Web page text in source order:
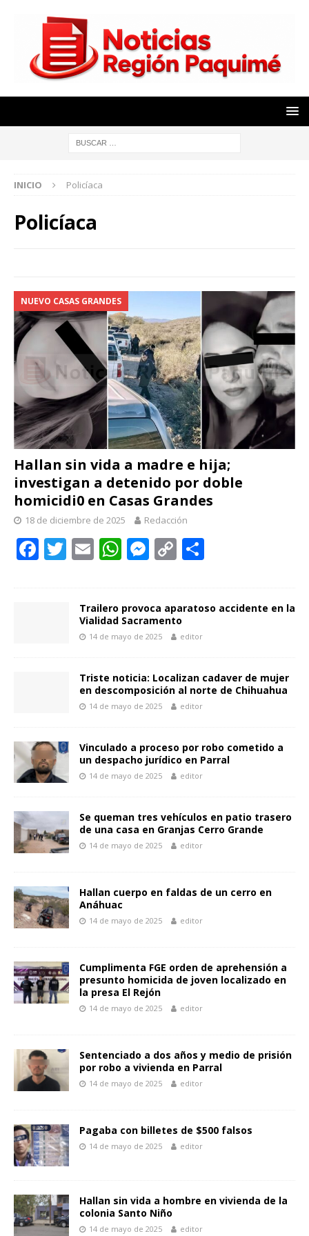
INICIO Policíaca
Policíaca
NUEVO CASAS GRANDES
Hallan sin vida a madre e hija;
investigan a detenido por doble
homicidi0 en Casas Grandes
18 de diciembre de 2025 Redacción
F T
er
E
l
W
s
A
p
M
e
n
er
C
y
Li
k
p
r
Trailero provoca aparatoso accidente en la
Vialidad Sacramento
14 de mayo de 2025 editor
Triste noticia: Localizan cadaver de mujer
en descomposición al norte de Chihuahua
14 de mayo de 2025 editor
Vinculado a proceso por robo cometido a
un despacho jurídico en Parral
14 de mayo de 2025 editor
Se queman tres vehículos en patio trasero
de una casa en Granjas Cerro Grande
14 de mayo de 2025 editor
Hallan cuerpo en faldas de un cerro en
Anáhuac
14 de mayo de 2025 editor
Cumplimenta FGE orden de aprehensión a
presunto homicida de joven localizado en
la presa El Rejón
14 de mayo de 2025 editor
Sentenciado a dos años y medio de prisión
por robo a vivienda en Parral
14 de mayo de 2025 editor
Pagaba con billetes de $500 falsos
14 de mayo de 2025 editor
Hallan sin vida a hombre en vivienda de la
colonia Santo Niño
14 de mayo de 2025 editor